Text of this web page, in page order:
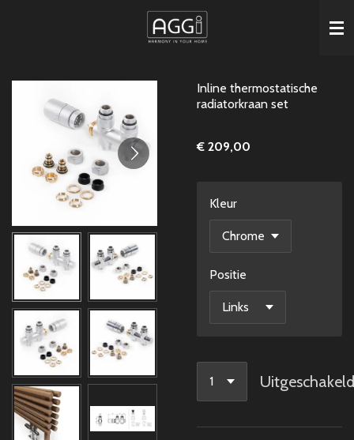
Inline thermostatische
radiatorkraan set
€ 209,00
Kleur
Positie
Uitgeschakeld